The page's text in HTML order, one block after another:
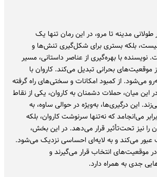
مدینه تا مرو، در این رمان تنها یک
نیست، بلکه بستری برای شکل‌گیری تنش‌ها و
با بهره‌گیری از عناصر داستانی، مسیر
موقعیت‌های بحرانی تبدیل می‌کند. کاروان با
می‌شود. از کمبود امکانات و سختی‌های راه گرفته
این میان، حملات دشمنان به کاروان، یکی از نقاط
این درگیری‌ها، به‌ویژه در حوالی ساوه، به
می‌انجامد که نه‌تنها سرنوشت کاروان، بلکه
را نیز تحت‌تأثیر قرار می‌دهد. در این بخش،
می‌کند و به لایه‌ای احساسی نزدیک می‌شود.
انتخاب قرار می‌گیرند و
جدی به همراه دارد.